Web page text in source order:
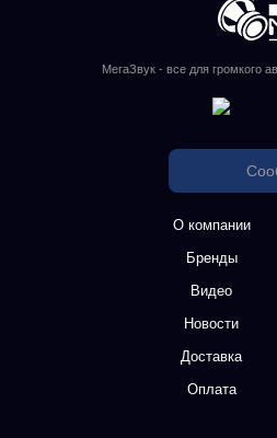
МегаЗвук - все для громкого
О компании
Бренды
Видео
Новости
Доставка
Оплата